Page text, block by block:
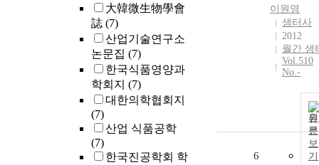
大韓微生物學會
誌 (7)
산업기술연구소
논문집 (7)
한국식품영양과
학회지 (7)
대한의학협회지
(7)
산업 식품공학
(7)
한국진공학회 학
이원영
샘터사
2012
월간 샘
Vol.510
No.-
원
문
보
기
6